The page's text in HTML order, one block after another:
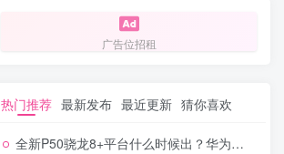
广告位招租
热门推荐 最新发布 最近更新 猜你喜欢
全新P50骁龙8+平台什么时候出？华为：预计月底推出一款！折叠屏市场要变天